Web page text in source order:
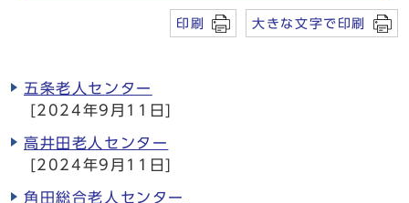
印刷 大きな文字で印刷
五条老人センター
[2024年9月11日]
高井田老人センター
[2024年9月11日]
角田総合老人センター